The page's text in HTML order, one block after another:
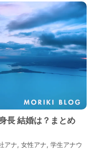
長 結婚は？まとめ
アナ, 女性アナ, 学生アナウ